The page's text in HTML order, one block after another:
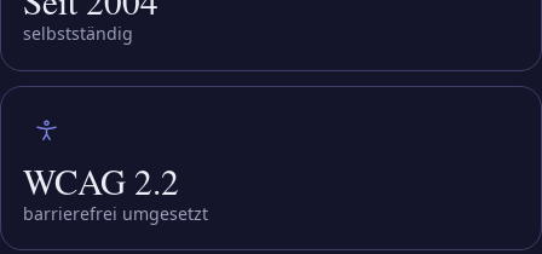
selbstständig
WCAG 2.2
barrierefrei umgesetzt